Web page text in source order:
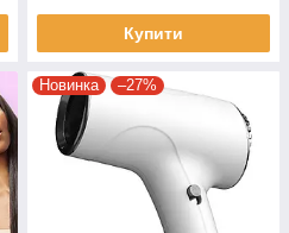
Купити
Новинка –27%